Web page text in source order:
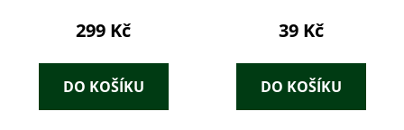
299 Kč
DO KOŠÍKU
39 Kč
DO KOŠÍKU